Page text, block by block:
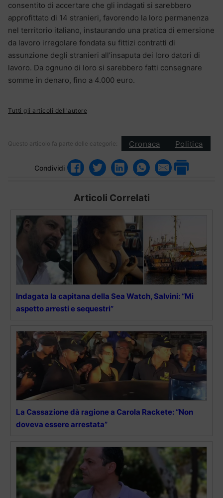
consentito di accertare che gli indagati si sarebbero
approfittato di 14 stranieri, favorendo la loro permanenza
nel territorio italiano, instaurando una pratica di emersione
da lavoro irregolare fondata su fittizi contratti di
assunzione degli stranieri all’insaputa dei loro datori di
lavoro. Da ognuno di loro si sarebbero fatti consegnare
somme in denaro, fino a 4.000 euro.
Tutti gli articoli dell'autore
Questo articolo fa parte delle categorie: Cronaca Politica
Condividi
Articoli Correlati
Indagata la capitana della Sea Watch, Salvini: “Mi
aspetto arresti e sequestri”
La Cassazione dà ragione a Carola Rackete: “Non
doveva essere arrestata”